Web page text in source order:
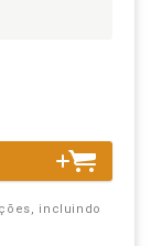
incluindo